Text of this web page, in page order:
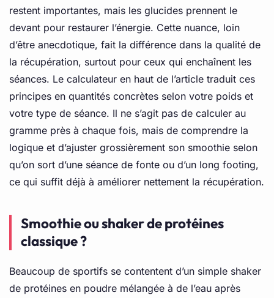
restent importantes, mais les glucides prennent le
devant pour restaurer l’énergie. Cette nuance, loin
d’être anecdotique, fait la différence dans la qualité de
la récupération, surtout pour ceux qui enchaînent les
séances. Le calculateur en haut de l’article traduit ces
principes en quantités concrètes selon votre poids et
votre type de séance. Il ne s’agit pas de calculer au
gramme près à chaque fois, mais de comprendre la
logique et d’ajuster grossièrement son smoothie selon
qu’on sort d’une séance de fonte ou d’un long footing,
ce qui suffit déjà à améliorer nettement la récupération.
Smoothie ou shaker de protéines
classique ?
Beaucoup de sportifs se contentent d’un simple shaker
de protéines en poudre mélangée à de l’eau après